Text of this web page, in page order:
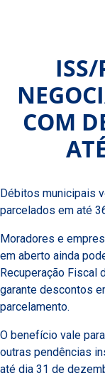
ISS/
COM
Débitos municipais
parcelados em até
Moradores e
em aberto ainda
Recuperação Fiscal
garante descontos
parcelamento.
O benefício vale
outras pendências
até dia 31 de